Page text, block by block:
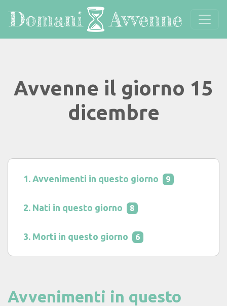
Avvenne il giorno 15
dicembre
Avvenimenti in questo giorno 9
Nati in questo giorno 8
Morti in questo giorno 6
Avvenimenti in questo